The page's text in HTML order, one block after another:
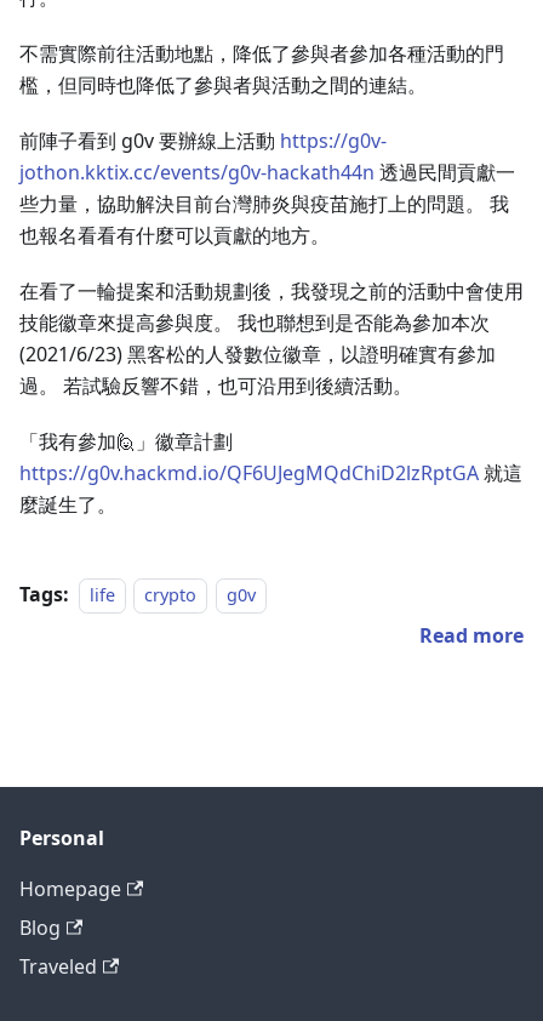
不需實際前往活動地點，降低了參與者參加各種活動的門
檻，但同時也降低了參與者與活動之間的連結。
前陣子看到 g0v 要辦線上活動 https://g0v-
jothon.kktix.cc/events/g0v-hackath44n 透過民間貢獻一
些力量，協助解決目前台灣肺炎與疫苗施打上的問題。 我
也報名看看有什麼可以貢獻的地方。
在看了一輪提案和活動規劃後，我發現之前的活動中會使用
技能徽章來提高參與度。 我也聯想到是否能為參加本次
(2021/6/23) 黑客松的人發數位徽章，以證明確實有參加
過。 若試驗反響不錯，也可沿用到後續活動。
「我有參加🙋」徽章計劃
https://g0v.hackmd.io/QF6UJegMQdChiD2lzRptGA就這
麼誕生了。
Tags: life crypto g0v
Read more
Personal
Homepage
Blog
Traveled